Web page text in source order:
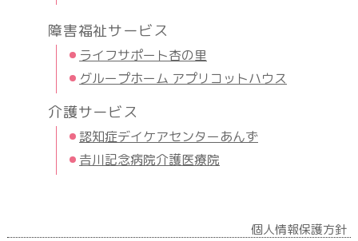
障害福祉サービス
ライフサポート杏の里
グループホーム アプリコットハウス
介護サービス
認知症デイケアセンターあんず
𠮷川記念病院介護医療院
個人情報保護方針